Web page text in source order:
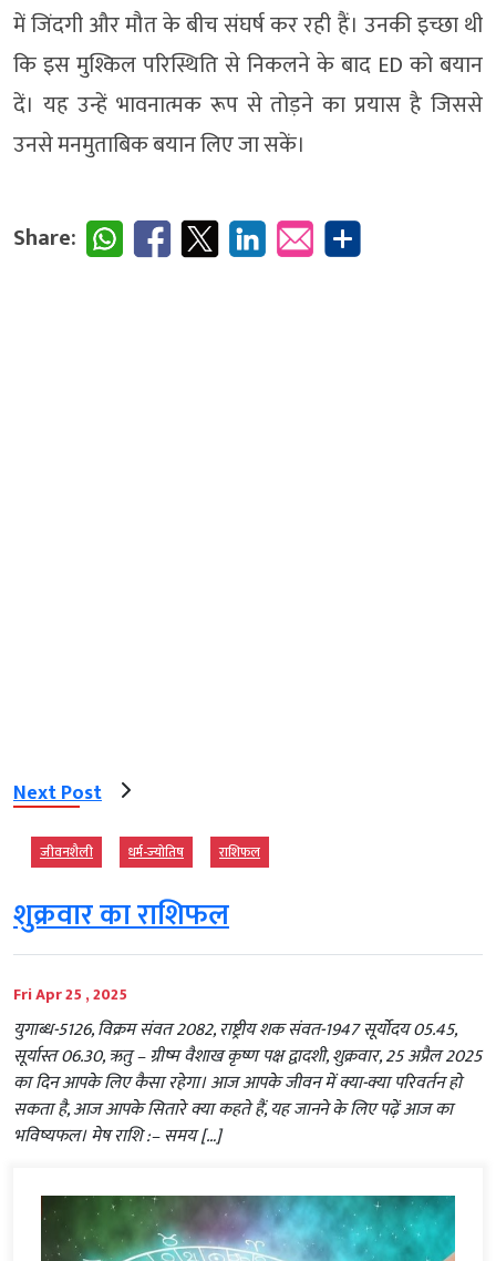
में जिंदगी और मौत के बीच संघर्ष कर रही हैं। उनकी इच्छा थी
कि इस मुश्किल परिस्थिति से निकलने के बाद ED को बयान
दें। यह उन्हें भावनात्मक रूप से तोड़ने का प्रयास है जिससे
उनसे मनमुताबिक बयान लिए जा सकें।
Share:
Next Post
जीवनशैली धर्म-ज्‍योतिष राशिफल
शुक्रवार का राशिफल
Fri Apr 25 , 2025
युगाब्ध-5126, विक्रम संवत 2082, राष्ट्रीय शक संवत-1947 सूर्योदय 05.45,
सूर्यास्त 06.30, ऋतु – ग्रीष्म वैशाख कृष्ण पक्ष द्वादशी, शुक्रवार, 25 अप्रैल 2025
का दिन आपके लिए कैसा रहेगा। आज आपके जीवन में क्या-क्या परिवर्तन हो
सकता है, आज आपके सितारे क्या कहते हैं, यह जानने के लिए पढ़ें आज का
भविष्यफल। मेष राशि :– समय […]